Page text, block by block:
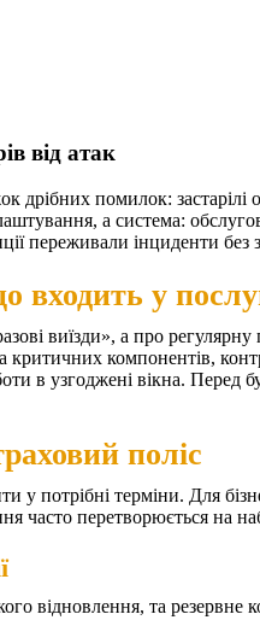
від атак
дрібних помилок:
а система:
переживали інциденти без
входить у
виїзди», а про
компонентів,
в узгоджені вікна.
поліс
потрібні терміни. Для
часто перетворюється на
відновлення, та